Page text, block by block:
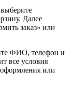
Далее
заказ» или
ФИО, телефон и
все условия
или